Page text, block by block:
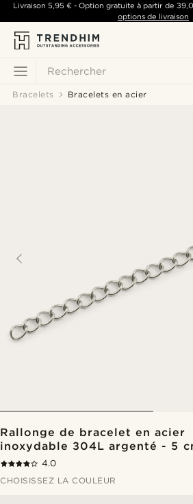
Rechercher
Livraison 5,95 €- Option gratuite à partir de
options de livraison
Bracelets Bracelets en acier
Rallonge de bracelet en acier
inoxydable 304L argenté - 5
4.0
CHOISISSEZ LA COULEUR